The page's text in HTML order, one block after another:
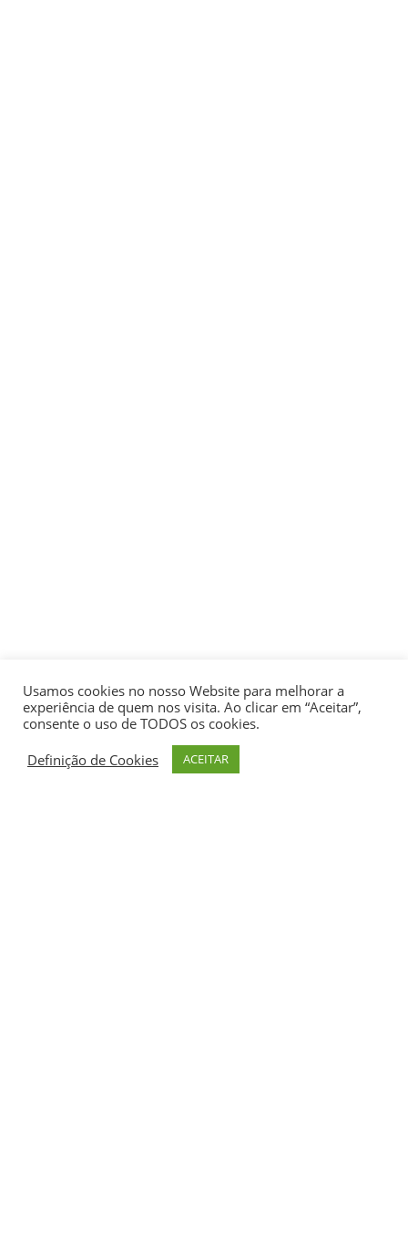
Usamos cookies no nosso Website para melhorar a
experiência de quem nos visita. Ao clicar em “Aceitar”,
consente o uso de TODOS os cookies.
Definição de Cookies
ACEITAR